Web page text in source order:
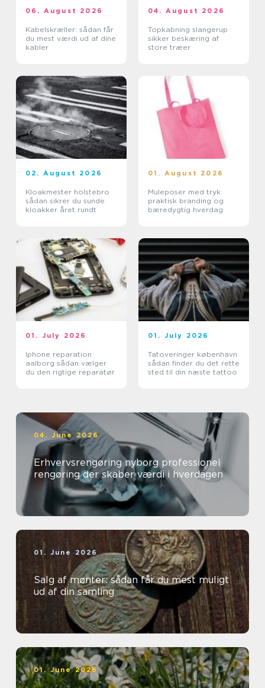
06. August 2026
Kabelskræller: sådan får
du mest værdi ud af dine
kabler
04. August 2026
Topkabning slangerup
sikker beskæring af
store træer
02. August 2026
Kloakmester holstebro
sådan sikrer du sunde
kloakker året rundt
01. August 2026
Muleposer med tryk
praktisk branding og
bæredygtig hverdag
01. July 2026
Iphone reparation
aalborg sådan vælger
du den rigtige reparatør
01. July 2026
Tatoveringer københavn
sådan finder du det rette
sted til din næste tattoo
04. June 2026
Erhvervsrengøring nyborg professionel
rengøring der skaber værdi i hverdagen
01. June 2026
Salg af mønter: sådan får du mest muligt
ud af din samling
01. June 2026